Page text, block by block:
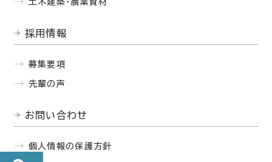
土木建築・農業資材
採用情報
募集要項
先輩の声
お問い合わせ
個人情報の保護方針